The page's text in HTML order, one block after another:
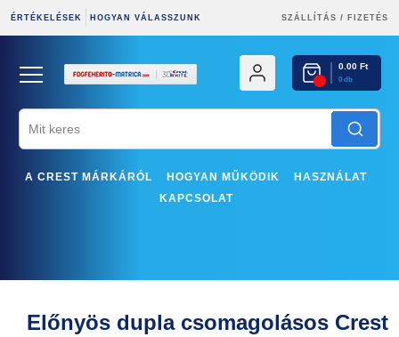
ÉRTÉKELÉSEK HOGYAN VÁLASSZUNK SZÁLLÍTÁS / FIZETÉS
0.00 Ft
0 db
A CREST MÁRKÁRÓL HOGYAN MŰKÖDIK
HASZNÁLAT
KAPCSOLAT
Előnyös dupla csomagolásos Crest